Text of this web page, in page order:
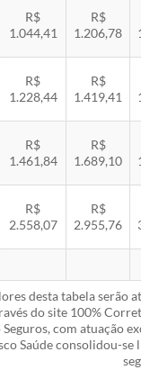
R$
1.044,41
R$
1.206,78
R$
1.228,44
R$
1.419,41
R$
1.461,84
R$
1.689,10
R$
2.558,07
R$
2.955,76
desta tabela serão
do site 100%
com atuação
Saúde consolidou-